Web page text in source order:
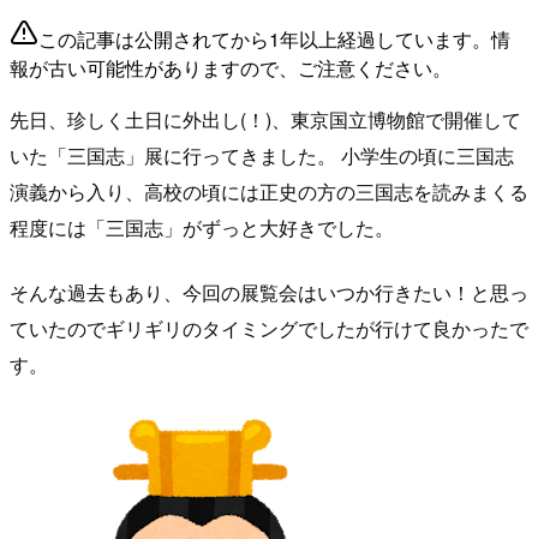
この記事は公開されてから1年以上経過しています。情
報が古い可能性がありますので、ご注意ください。
先日、珍しく土日に外出し(！)、東京国立博物館で開催して
いた「三国志」展に行ってきました。 小学生の頃に三国志
演義から入り、高校の頃には正史の方の三国志を読みまくる
程度には「三国志」がずっと大好きでした。
そんな過去もあり、今回の展覧会はいつか行きたい！と思っ
ていたのでギリギリのタイミングでしたが行けて良かったで
す。